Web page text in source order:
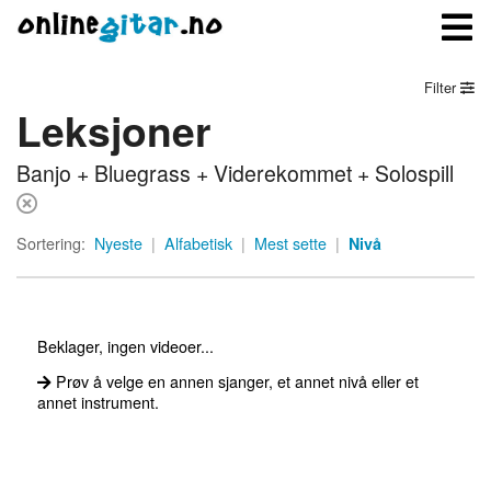
Meny
Logg inn
Bli medlem
Om onlinegitar.no
Filter
Leksjoner
Banjo + Bluegrass + Viderekommet + Solospill
Sortering: Nyeste | Alfabetisk | Mest sette | Nivå
Beklager, ingen videoer...
Prøv å velge en annen sjanger, et annet nivå eller et
annet instrument.